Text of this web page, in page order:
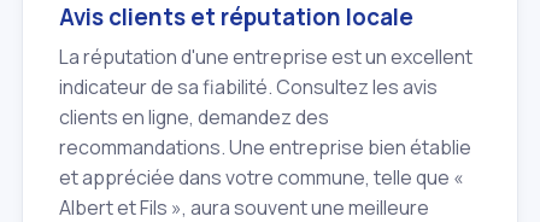
Avis clients et réputation locale
La réputation d'une entreprise est un excellent
indicateur de sa fiabilité. Consultez les avis
clients en ligne, demandez des
recommandations. Une entreprise bien établie
et appréciée dans votre commune, telle que «
Albert et Fils », aura souvent une meilleure